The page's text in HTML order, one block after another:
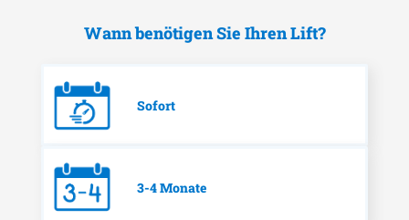
Wann benötigen Sie Ihren Lift?
Sofort
3-4 Monate